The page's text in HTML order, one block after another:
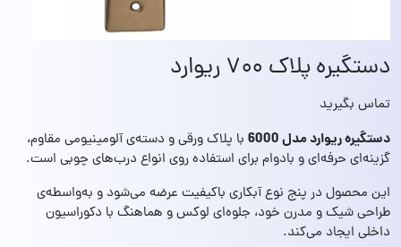
دستگیره پلاک ۷۰۰ ریوارد
تماس بگیرید
دستگیره ریوارد مدل 6000
با پلاک ورقی و دسته‌ی آلومینیومی مقاوم،
گزینه‌ای حرفه‌ای و بادوام برای استفاده روی انواع درب‌های چوبی است.
این محصول در پنج نوع آبکاری باکیفیت عرضه می‌شود و به‌واسطه‌ی
طراحی شیک و مدرن خود، جلوه‌ای لوکس و هماهنگ با دکوراسیون
داخلی ایجاد می‌کند.